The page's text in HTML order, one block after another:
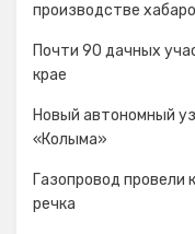
производстве
Почти 90 дачных
крае
Новый автономный
«Колыма»
Газопровод провели
речка